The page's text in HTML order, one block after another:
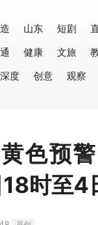
山东 短剧
健康 文旅
深度 创意 观察
色预
时至4